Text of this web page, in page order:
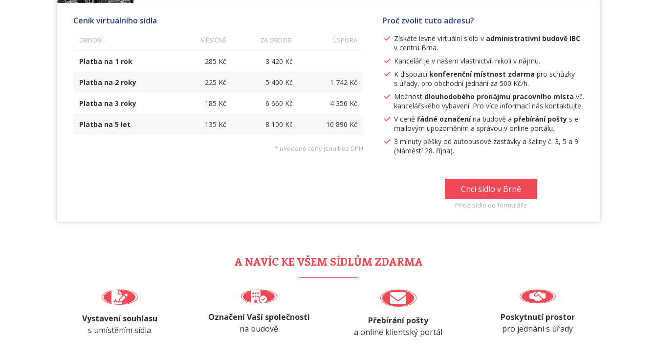
Ceník virtuálního sídla
OBDOBÍ MĚSÍČNĚ ZA OBDOBÍ ÚSPORA
Platba na 1 rok 285 Kč 3 420 Kč
Platba na 2 roky 225 Kč 5 400 Kč 1 742 Kč
Platba na 3 roky 185 Kč 6 660 Kč 4 356 Kč
Platba na 5 let 135 Kč 8 100 Kč 10 890 Kč
* uvedené ceny jsou bez DPH
Proč zvolit tuto adresu?
Získáte levné virtuální sídlo v administrativní budově IBC
v centru Brna.
Kancelář je v našem vlastnictví, nikoli v nájmu.
K dispozici konferenční místnost zdarma pro schůzky
s úřady, pro obchodní jednání za 500 Kč/h.
Možnost dlouhodobého pronájmu pracovního místa vč.
kancelářského vybavení. Pro více informací nás kontaktujte.
V ceně řádné označenína budově a přebírání pošty s e-
mailovým upozorněním a správou v online portálu.
3 minuty pěšky od autobusové zastávky a šaliny č. 3, 5 a 9
(Náměstí 28. října).
Chci sídlo v Brně
Přidá sídlo do formuláře
A NAVÍC KE VŠEM SÍDLŮM ZDARMA
Vystavení souhlasu
s umístěním sídla
Označení Vaší společnosti
na budově
Přebírání pošty
a online klientský portál
Poskytnutí prostor
pro jednání s úřady